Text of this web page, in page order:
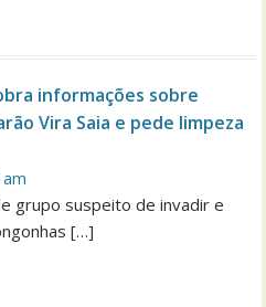
informações sobre
Vira Saia e pede limpeza
grupo suspeito de invadir e
[…]